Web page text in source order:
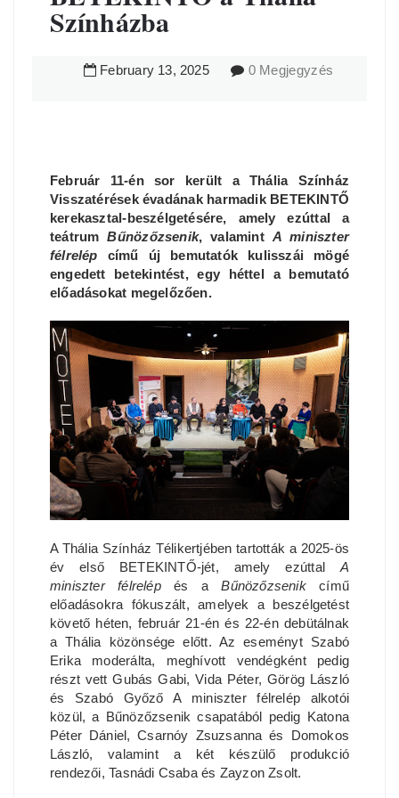
Színházba
February 13, 2025 0 Megjegyzés
Február 11-én sor került a Thália Színház
Visszatérések évadának harmadik BETEKINTŐ
kerekasztal-beszélgetésére, amely ezúttal a
teátrumBűnözőzsenik, valamint A miniszter
félrelép című új bemutatók kulisszái mögé
engedett betekintést, egy héttel a bemutató
előadásokat megelőzően.
A Thália Színház Télikertjében tartották a 2025-ös
év első BETEKINTŐ-jét, amely ezúttal A
miniszter félrelépés aBűnözőzsenikcímű
előadásokra fókuszált, amelyek a beszélgetést
követő héten, február 21-én és 22-én debütálnak
a Thália közönsége előtt. Az eseményt Szabó
Erika moderálta, meghívott vendégként pedig
részt vett Gubás Gabi, Vida Péter, Görög László
és Szabó Győző A miniszter félrelép alkotói
közül, a Bűnözőzsenik csapatából pedig Katona
Péter Dániel, Csarnóy Zsuzsanna és Domokos
László, valamint a két készülő produkció
rendezői, Tasnádi Csaba és Zayzon Zsolt.